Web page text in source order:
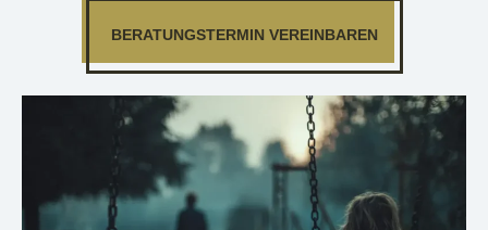
BERATUNGSTERMIN VEREINBAREN